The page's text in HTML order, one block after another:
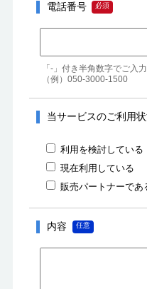
電話番号
「-」付き半角数字でご入力
（例）050-3000-1500
当サービスのご利用状
利用を検討している
現在利用している
販売パートナーであ
内容